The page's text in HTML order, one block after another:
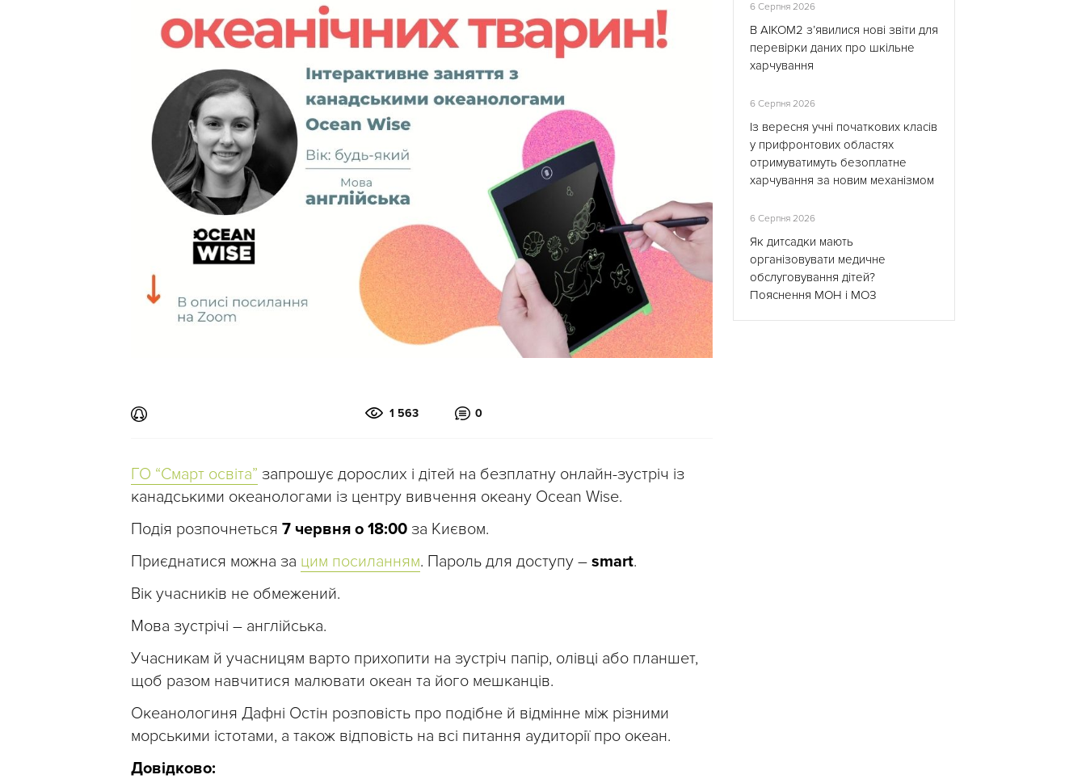
1 563 0
ГО “Смарт освіта” запрошує дорослих і дітей на безплатну онлайн-зустріч із
канадськими океанологами із центру вивчення океану Ocean Wise.
Подія розпочнеться 7 червня о 18:00 за Києвом.
Приєднатися можна за цим посиланням. Пароль для доступу – smart.
Вік учасників не обмежений.
Мова зустрічі – англійська.
Учасникам й учасницям варто прихопити на зустріч папір, олівці або планшет,
щоб разом навчитися малювати океан та його мешканців.
Океанологиня Дафні Остін розповість про подібне й відмінне між різними
морськими істотами, а також відповість на всі питання аудиторії про океан.
Довідково:
6 Серпня 2026
В АІКОМ2 з’явилися нові звіти для
перевірки даних про шкільне
харчування
6 Серпня 2026
Із вересня учні початкових класів
у прифронтових областях
отримуватимуть безоплатне
харчування за новим механізмом
6 Серпня 2026
Як дитсадки мають
організовувати медичне
обслуговування дітей?
Пояснення МОН і МОЗ